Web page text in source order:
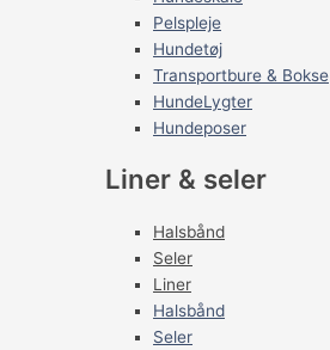
Pelspleje
Hundetøj
Transportbure & Bokse
HundeLygter
Hundeposer
Liner & seler
Halsbånd
Seler
Liner
Halsbånd
Seler